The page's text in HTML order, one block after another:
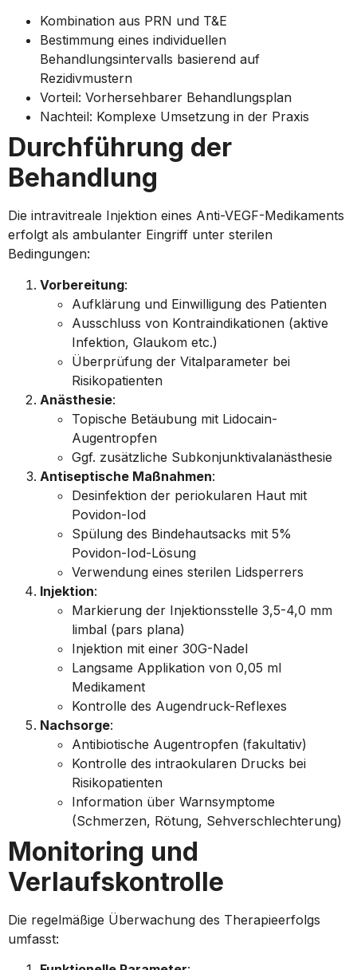
Kombination aus PRN und T&E
Bestimmung eines individuellen
Behandlungsintervalls basierend auf
Rezidivmustern
Vorteil: Vorhersehbarer Behandlungsplan
Nachteil: Komplexe Umsetzung in der Praxis
Durchführung der
Behandlung
Die intravitreale Injektion eines Anti-VEGF-Medikaments
erfolgt als ambulanter Eingriff unter sterilen
Bedingungen:
Vorbereitung:
Aufklärung und Einwilligung des Patienten
Ausschluss von Kontraindikationen (aktive
Infektion, Glaukom etc.)
Überprüfung der Vitalparameter bei
Risikopatienten
Anästhesie:
Topische Betäubung mit Lidocain-
Augentropfen
Ggf. zusätzliche Subkonjunktivalanästhesie
Antiseptische Maßnahmen:
Desinfektion der periokularen Haut mit
Povidon-Iod
Spülung des Bindehautsacks mit 5%
Povidon-Iod-Lösung
Verwendung eines sterilen Lidsperrers
Injektion:
Markierung der Injektionsstelle 3,5-4,0 mm
limbal (pars plana)
Injektion mit einer 30G-Nadel
Langsame Applikation von 0,05 ml
Medikament
Kontrolle des Augendruck-Reflexes
Nachsorge:
Antibiotische Augentropfen (fakultativ)
Kontrolle des intraokularen Drucks bei
Risikopatienten
Information über Warnsymptome
(Schmerzen, Rötung, Sehverschlechterung)
Monitoring und
Verlaufskontrolle
Die regelmäßige Überwachung des Therapieerfolgs
umfasst: